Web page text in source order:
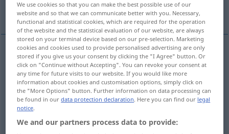
Schuld, Sünde
Schuldf debt
debt → see „active“
debt → see „ floating debt“
debt → see „national debt“
We use cookies so that you can make the best possible use of our
website and so that we can communicate better with you. Necessary,
functional and statistical cookies, which are required for the operation
of the website and the statistical evaluation of our website, are always
stored on your terminal device based on our pre-selection. Marketing
cookies and cookies used to provide personalised advertising are only
stored if you give us your consent by clicking the "I Agree" button. Or
click on "Continue without Accepting". You can revoke your consent at
any time for future visits to our website. If you would like more
information about cookies and customisation options, simply click on
the "More Options" button. Further information on data processing can
be found in ourdata protection declaration. Here you can find our legal
notice.
We and our partners process data to provide: